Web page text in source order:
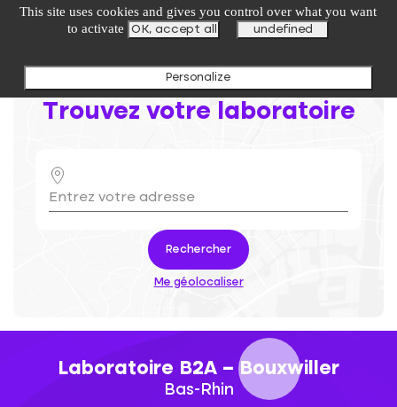
Trouvez votre laboratoire
Rechercher
Me géolocaliser
Laboratoire B2A – Bouxwiller
Bas-Rhin
undefined
This site uses cookies and gives you control over what you want
to activate
OK, accept all undefined
Personalize